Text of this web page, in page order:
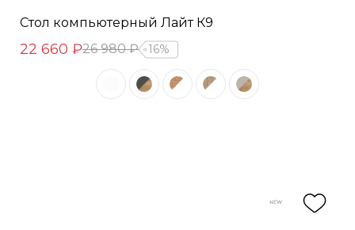
Стол компьютерный Лайт К9
22 660 ₽26 980 ₽ 16%